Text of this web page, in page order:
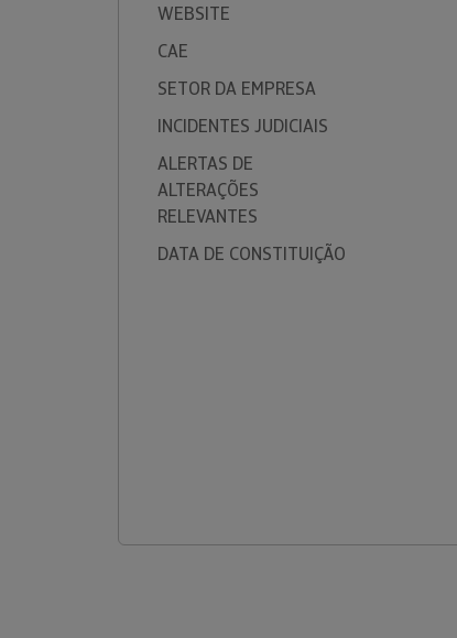
WEBSITE
CAE
SETOR DA EMPRESA
INCIDENTES JUDICIAIS
ALERTAS DE
ALTERAÇÕES
RELEVANTES
DATA DE CONSTITUIÇÃO